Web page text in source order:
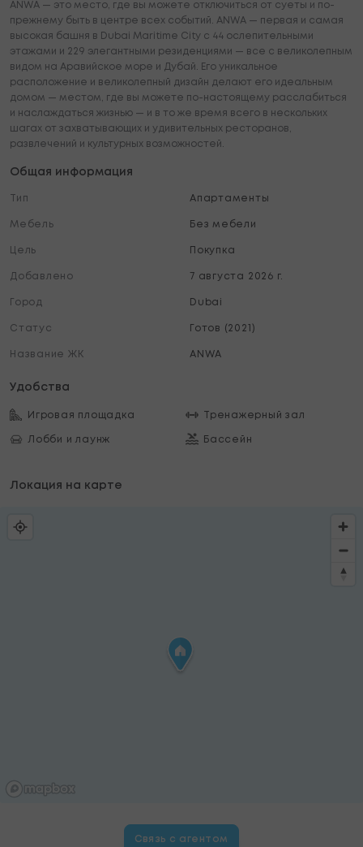
ANWA — это место, где вы можете отключиться от суеты и по-
прежнему быть в центре всех событий. ANWA — первая и самая
высокая башня в Dubai Maritime City с 44 ослепительными
этажами и 229 элегантными резиденциями — все с великолепным
видом на Аравийское море и Дубай. Его уникальное
расположение и великолепный дизайн делают его идеальным
домом — местом, где вы можете по-настоящему расслабиться
и наслаждаться жизнью — и в то же время всего в нескольких
шагах от захватывающих и удивительных ресторанов,
развлечений и культурных возможностей.
Общая информация
Тип Апартаменты
Мебель Без мебели
Цель Покупка
Добавлено 7 августа 2026 г.
Город Dubai
Статус Готов (2021)
Название ЖК ANWA
Удобства
Игровая площадка Тренажерный зал
Лобби и лаунж Бассейн
Локация на карте
Связь с агентом